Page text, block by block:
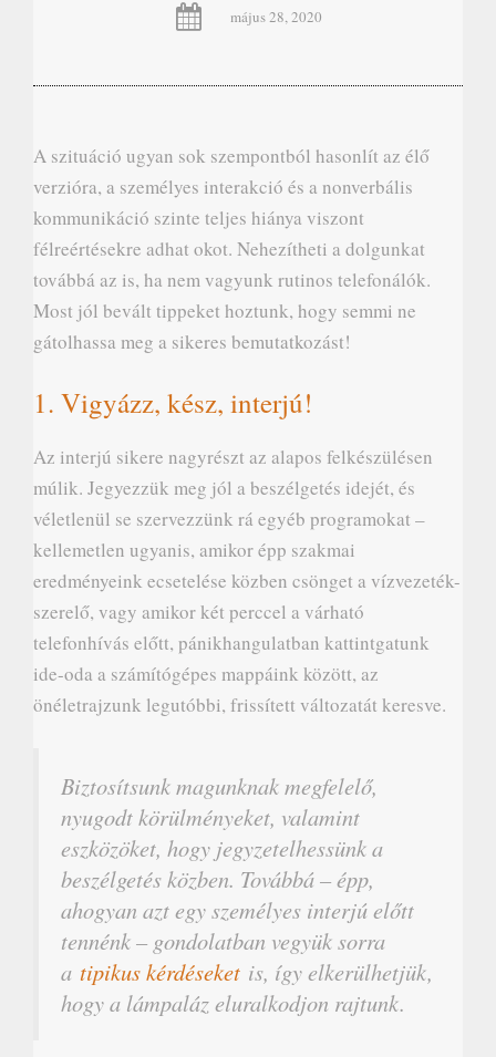
május 28, 2020
A szituáció ugyan sok szempontból hasonlít az élő
verzióra, a személyes interakció és a nonverbális
kommunikáció szinte teljes hiánya viszont
félreértésekre adhat okot. Nehezítheti a dolgunkat
továbbá az is, ha nem vagyunk rutinos telefonálók.
Most jól bevált tippeket hoztunk, hogy semmi ne
gátolhassa meg a sikeres bemutatkozást!
1. Vigyázz, kész, interjú!
Az interjú sikere nagyrészt az alapos felkészülésen
múlik. Jegyezzük meg jól a beszélgetés idejét, és
véletlenül se szervezzünk rá egyéb programokat –
kellemetlen ugyanis, amikor épp szakmai
eredményeink ecsetelése közben csönget a vízvezeték-
szerelő, vagy amikor két perccel a várható
telefonhívás előtt, pánikhangulatban kattintgatunk
ide-oda a számítógépes mappáink között, az
önéletrajzunk legutóbbi, frissített változatát keresve.
Biztosítsunk magunknak megfelelő,
nyugodt körülményeket, valamint
eszközöket, hogy jegyzetelhessünk a
beszélgetés közben. Továbbá – épp,
ahogyan azt egy személyes interjú előtt
tennénk – gondolatban vegyük sorra
a tipikus kérdéseket is, így elkerülhetjük,
hogy a lámpaláz eluralkodjon rajtunk.